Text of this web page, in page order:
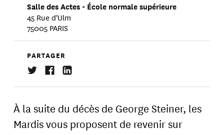
Salle des Actes - École normale supérieure
45 Rue d'Ulm
75005 PARIS
PARTAGER
À la suite du décès de George Steiner, les
Mardis vous proposent de revenir sur